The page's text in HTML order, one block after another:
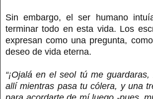
Sin embargo, el ser humano
terminar todo en esta vida. Los
expresan como una pregunta,
deseo de vida eterna.
“¡Ojalá en el seol tú me
allí mientras pasa tu cólera, y una